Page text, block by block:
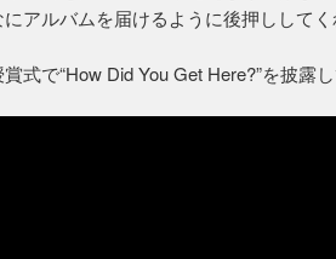
アルバムを届けるように後押ししてく
式で“How Did You Get Here?”を披露し